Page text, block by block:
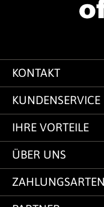
KONTAKT
KUNDENSERVICE
IHRE VORTEILE
ÜBER UNS
ZAHLUNGSARTEN